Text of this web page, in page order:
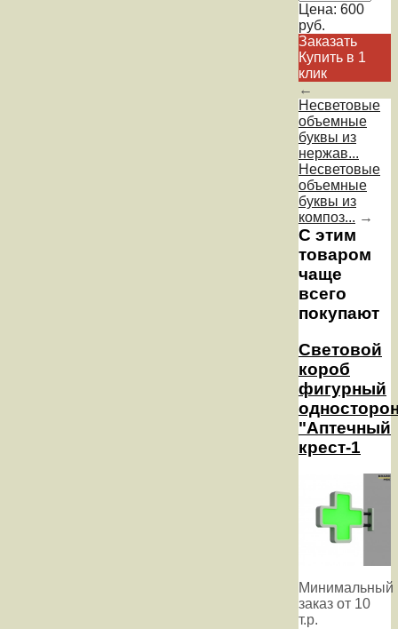
Цена: 600
руб.
Заказать
Купить в 1
клик
←
Несветовые
объемные
буквы из
нержав...
Несветовые
объемные
буквы из
композ... →
С этим
товаром
чаще
всего
покупают
Световой
короб
фигурный
"Аптечный
крест-1
Минимальный
заказ от 10
т.р.